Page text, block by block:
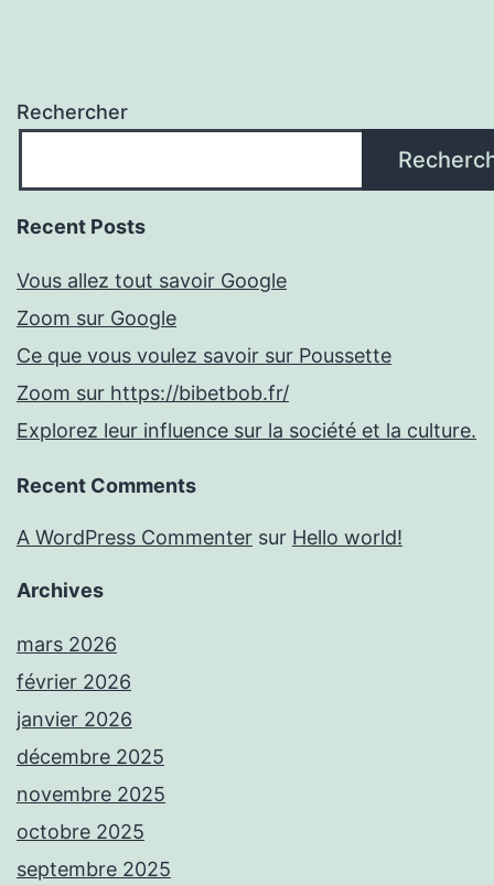
Rechercher
Recent Posts
Vous allez tout savoir Google
Zoom sur Google
Ce que vous voulez savoir sur Poussette
Zoom sur https://bibetbob.fr/
Explorez leur influence sur la société et la culture.
Recent Comments
A WordPress Commenter sur Hello world!
Archives
mars 2026
février 2026
janvier 2026
décembre 2025
novembre 2025
octobre 2025
septembre 2025